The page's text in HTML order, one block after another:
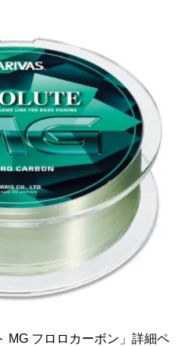
MG フロロカーボン」詳細ペ